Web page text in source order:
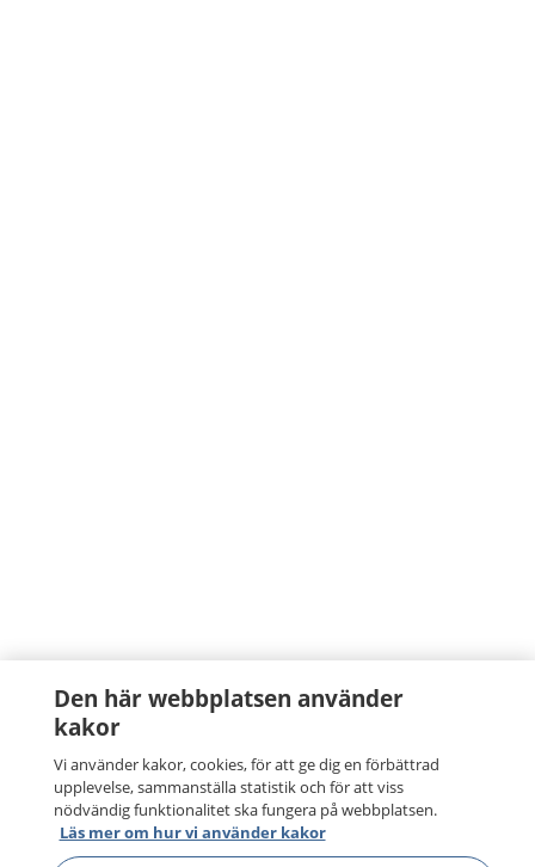
1177 –tryggt om din hälsa och vård
På 1177.se får du råd om hälsa och information om
sjukdomar och vilka mottagningar du kan kontakta.
Logga in för att läsa din journal och göra dina
Den här webbplatsen använder
kakor
Vi använder kakor, cookies, för att ge dig en förbättrad
upplevelse, sammanställa statistik och för att viss
nödvändig funktionalitet ska fungera på webbplatsen.
Läs mer om hur vi använder kakor